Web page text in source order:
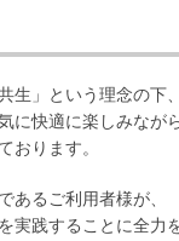
生」という理念の下
に快適に楽しみなが
おります。
あるご利用者様が、
実践することに全力